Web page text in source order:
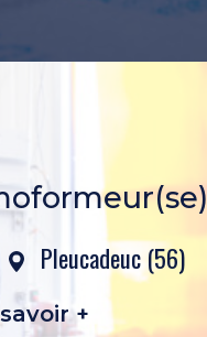
Pleucadeuc (56)
+